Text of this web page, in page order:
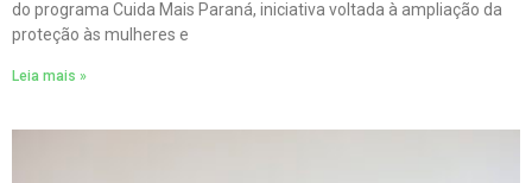
do programa Cuida Mais Paraná, iniciativa voltada à ampliação da
proteção às mulheres e
Leia mais »